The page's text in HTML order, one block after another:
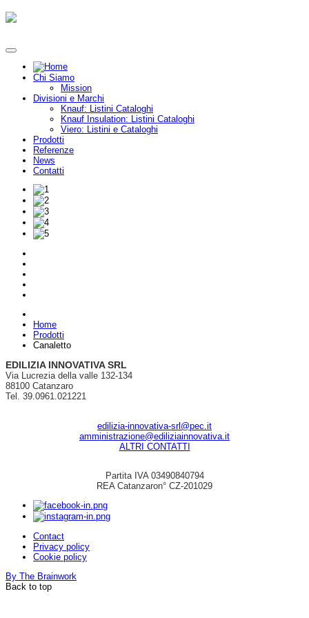
Chi Siamo
Mission
Divisioni e Marchi
Knauf: Listini Cataloghi
Knauf Insulation: Listini Cataloghi
Viero: Listini e Cataloghi
Prodotti
Referenze
News
Contatti
Home
Prodotti
Canaletto
EDILIZIA INNOVATIVA SRL
Via Lucrezia della valle 132-134
88100 Catanzaro
Tel. 39.0961.021221
edilizia-innovativa-srl@pec.it
amministrazione@ediliziainnovativa.it
ALTRI CONTATTI
Partita IVA 03490840794
REA Catanzaron° CZ-201029
Contact
Privacy policy
Cookie policy
By The Brainwork
Back to top